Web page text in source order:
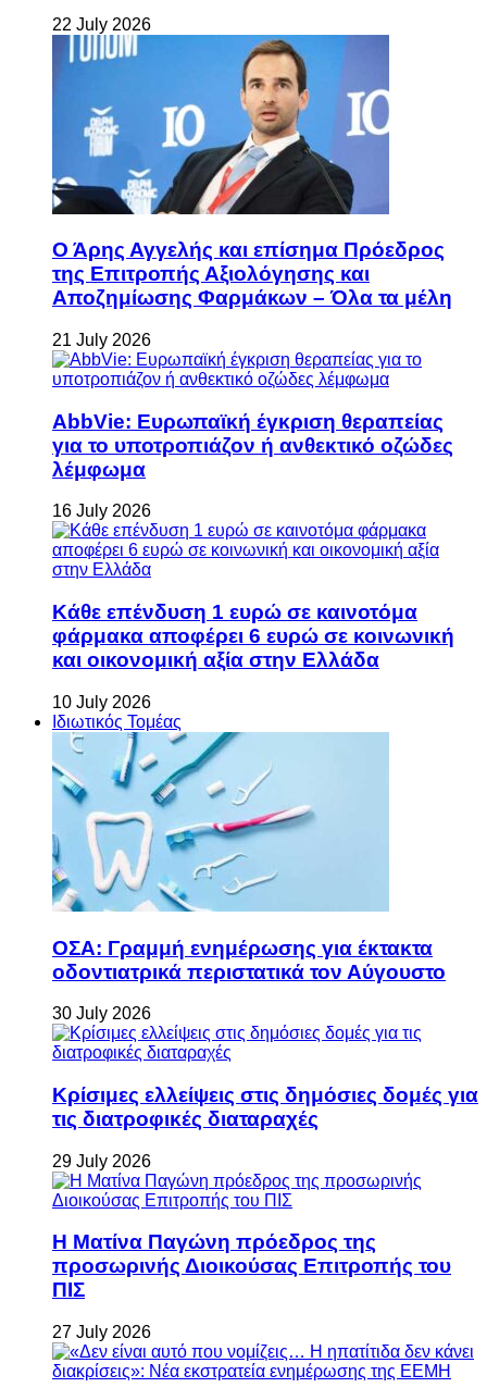
22 July 2026
Ο Άρης Αγγελής και επίσημα Πρόεδρος
της Επιτροπής Αξιολόγησης και
Αποζημίωσης Φαρμάκων – Όλα τα μέλη
21 July 2026
AbbVie: Ευρωπαϊκή έγκριση θεραπείας
για το υποτροπιάζον ή ανθεκτικό οζώδες
λέμφωμα
16 July 2026
Κάθε επένδυση 1 ευρώ σε καινοτόμα
φάρμακα αποφέρει 6 ευρώ σε κοινωνική
και οικονομική αξία στην Ελλάδα
10 July 2026
Ιδιωτικός Τομέας
ΟΣΑ: Γραμμή ενημέρωσης για έκτακτα
οδοντιατρικά περιστατικά τον Αύγουστο
30 July 2026
Κρίσιμες ελλείψεις στις δημόσιες δομές για
τις διατροφικές διαταραχές
29 July 2026
Η Ματίνα Παγώνη πρόεδρος της
προσωρινής Διοικούσας Επιτροπής του
ΠΙΣ
27 July 2026